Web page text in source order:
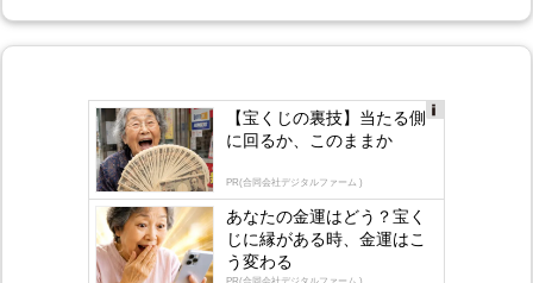
gly
【宝くじの裏技】当たる側
に回るか、このままか
PR(合同会社デジタルファーム )
あなたの金運はどう？宝く
じに縁がある時、金運はこ
う変わる